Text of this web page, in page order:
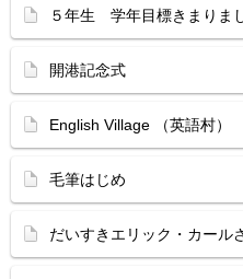
５年生 学年目標きまりま
開港記念式
English Village （英語村）
毛筆はじめ
だいすきエリック・カール